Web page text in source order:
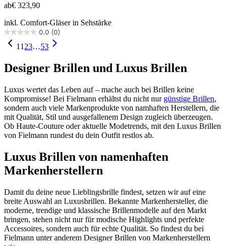
ab€ 323,90
inkl. Comfort-Gläser in Sehstärke
0.0 (0)
0.0
von
Sternen.
1 1 23…53
Designer Brillen und Luxus Brillen
Luxus wertet das Leben auf – mache auch bei Brillen keine
Kompromisse! Bei Fielmann erhältst du nicht nur günstige Brillen,
sondern auch viele Markenprodukte von namhaften Herstellern, die
mit Qualität, Stil und ausgefallenem Design zugleich überzeugen.
Ob Haute-Couture oder aktuelle Modetrends, mit den Luxus Brillen
von Fielmann rundest du dein Outfit restlos ab.
Luxus Brillen von namenhaften
Markenherstellern
Damit du deine neue Lieblingsbrille findest, setzen wir auf eine
breite Auswahl an Luxusbrillen. Bekannte Markenhersteller, die
moderne, trendige und klassische Brillenmodelle auf den Markt
bringen, stehen nicht nur für modische Highlights und perfekte
Accessoires, sondern auch für echte Qualität. So findest du bei
Fielmann unter anderem Designer Brillen von Markenherstellern